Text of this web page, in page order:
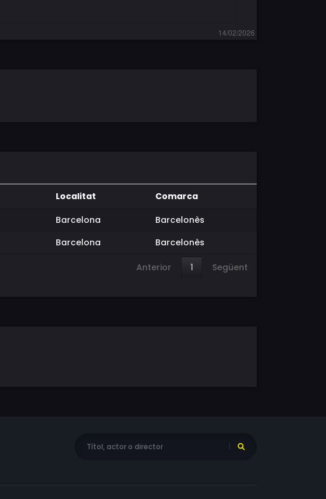
Localitat
Comarca
Barcelona
Barcelonès
Barcelona Barcelonès
Anterior 1
Següent